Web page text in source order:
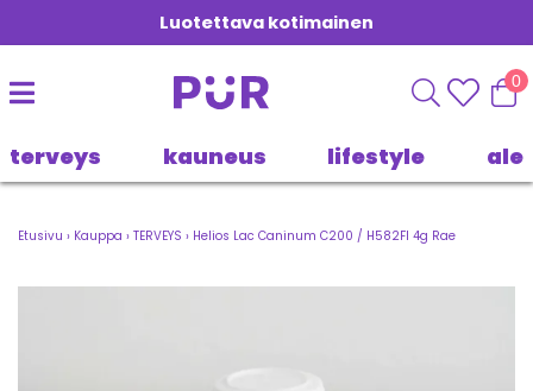
Luotettava kotimainen
0
terveys kauneus lifestyle ale
Etusivu › Kauppa › TERVEYS › Helios Lac Caninum C200 / H582FI 4g Rae